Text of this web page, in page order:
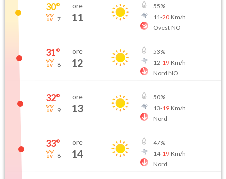
30°
7
ore
11
55%
11-20Km/h
Ovest NO
31°
8
ore
12
53%
12-19Km/h
Nord NO
32°
9
ore
13
50%
13-19Km/h
Nord
33°
8
ore
14
47%
14-19Km/h
Nord